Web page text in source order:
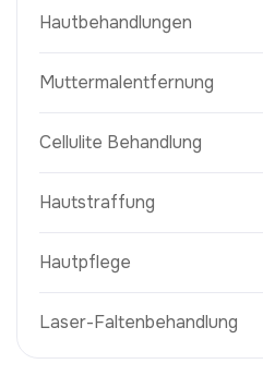
Hautbehandlungen
Muttermalentfernung
Cellulite Behandlung
Hautstraffung
Hautpflege
Laser-Faltenbehandlung